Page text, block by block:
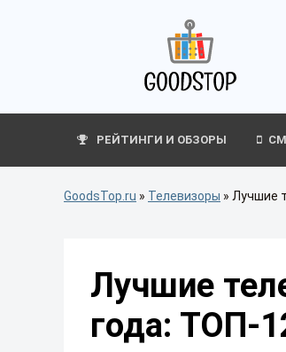
РЕЙТИНГИ И ОБЗОРЫ
GoodsTop.ru » Телевизоры » Лучшие
Лучшие
года: ТОП-